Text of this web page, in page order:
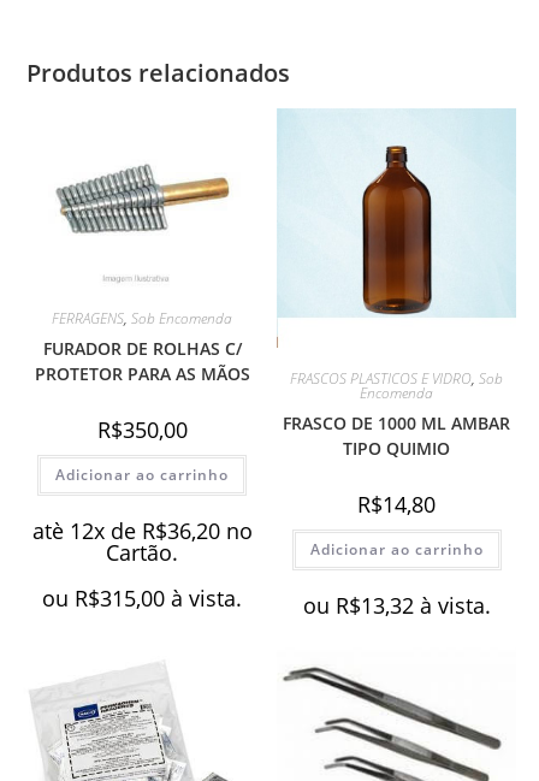
Produtos relacionados
FERRAGENS,Sob Encomenda
FURADOR DE ROLHAS C/
PROTETOR PARA AS MÃOS
R$350,00
Adicionar ao carrinho
atè 12x de R$36,20 no
Cartão.
ou R$315,00 à vista.
FRASCOS PLASTICOS E VIDRO,Sob
Encomenda
FRASCO DE 1000 ML AMBAR
TIPO QUIMIO
R$14,80
Adicionar ao carrinho
ou R$13,32 à vista.